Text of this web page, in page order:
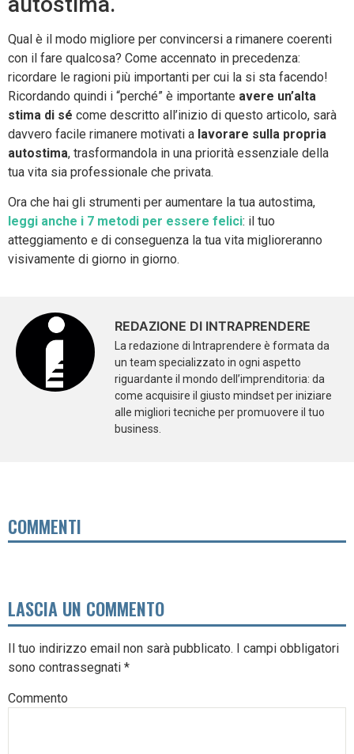
Qual è il modo migliore per convincersi a rimanere coerenti
con il fare qualcosa? Come accennato in precedenza:
ricordare le ragioni più importanti per cui la si sta facendo!
Ricordando quindi i “perché” è importante avere un’alta
stima di sé come descritto all’inizio di questo articolo, sarà
davvero facile rimanere motivati a lavorare sulla propria
autostima, trasformandola in una priorità essenziale della
tua vita sia professionale che privata.
Ora che hai gli strumenti per aumentare la tua autostima,
leggi anche i 7 metodi per essere felici: il tuo
atteggiamento e di conseguenza la tua vita miglioreranno
visivamente di giorno in giorno.
REDAZIONE DI INTRAPRENDERE
La redazione di Intraprendere è formata da
un team specializzato in ogni aspetto
riguardante il mondo dell’imprenditoria: da
come acquisire il giusto mindset per iniziare
alle migliori tecniche per promuovere il tuo
business.
COMMENTI
LASCIA UN COMMENTO
Il tuo indirizzo email non sarà pubblicato. I campi obbligatori
sono contrassegnati *
Commento